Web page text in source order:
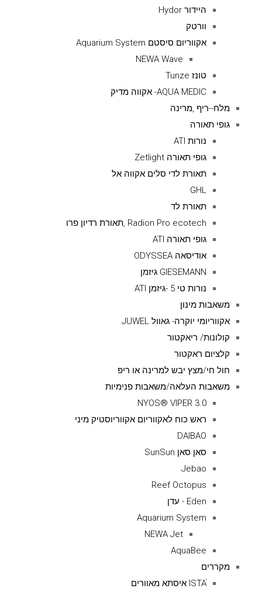
היידור Hydor
וורטק
אקווריום סיסטם Aquarium System
NEWA Wave
טונז Tunze
AQUA MEDIC- אקווה מדיק
מלח--ריף ,מרינה
גופי תאורה
נורות ATI
גופי תאורה Zetlight
תאורת לדי סלים אקווה אל
GHL
תאורת לד
Radion Pro ecotech ,תאורת רדיון פרו
גופי תאורה ATI
אודיסאה ODYSSEA
GIESEMANN גיזמן
נורות טי 5 -גיזמן ATI
משאבות מינון
אקווריומי יוקרה- גאוול JUWEL
קולונות/ ריאקטור
קלציום ראקטור
חול חי/מצץ יבש למרינה או ריפ
משאבות העלאה/משאבות פנימיות
NYOS® VIPER 3.0
ראש כוח לאקווריום אקווריוסטיק מיני
DAIBAO
סאן סאן SunSun
Jebao
Reef Octopus
Eden - עדן
Aquarium System
NEWA Jet
AquaBee
מקררים
ISTAׁׂ איסתא מאוורים